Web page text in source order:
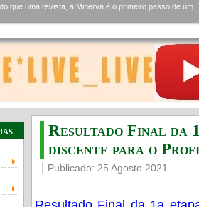
que uma revista, a Minerva é o primeiro passo de um...
Resultado Final da
discente para o
Publicado: 25 Agosto 2021